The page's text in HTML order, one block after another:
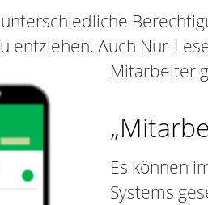
entziehen. Auch Nur-
Mitarbeiter
Es können
Systems